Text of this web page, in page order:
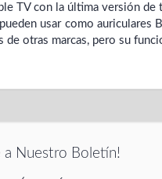
TV con la última versión de
usar como
otras marcas, pero su
a Nuestro Boletín!